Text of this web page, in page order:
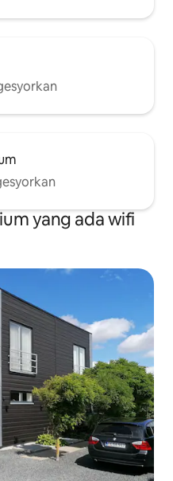
yang ada wifi